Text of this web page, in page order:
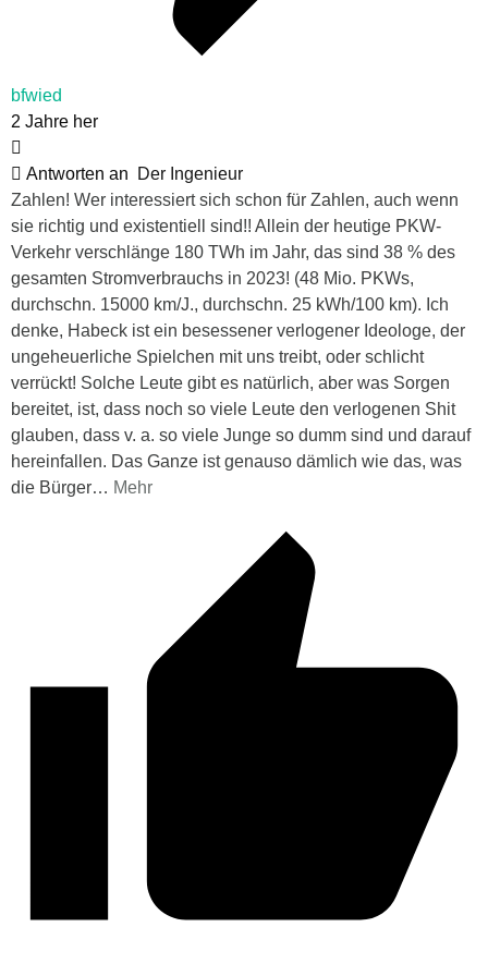
bfwied
2 Jahre her
Antworten an
Der Ingenieur
Zahlen! Wer interessiert sich schon für Zahlen, auch wenn
sie richtig und existentiell sind!! Allein der heutige PKW-
Verkehr verschlänge 180 TWh im Jahr, das sind 38 % des
gesamten Stromverbrauchs in 2023! (48 Mio. PKWs,
durchschn. 15000 km/J., durchschn. 25 kWh/100 km). Ich
denke, Habeck ist ein besessener verlogener Ideologe, der
ungeheuerliche Spielchen mit uns treibt, oder schlicht
verrückt! Solche Leute gibt es natürlich, aber was Sorgen
bereitet, ist, dass noch so viele Leute den verlogenen Shit
glauben, dass v. a. so viele Junge so dumm sind und darauf
hereinfallen. Das Ganze ist genauso dämlich wie das, was
die Bürger… Mehr